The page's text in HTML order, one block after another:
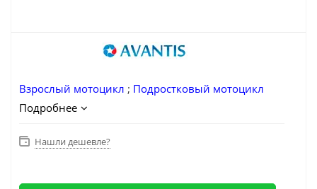
Взрослый мотоцикл ; Подростковый мотоцикл
Подробнее
Нашли дешевле?